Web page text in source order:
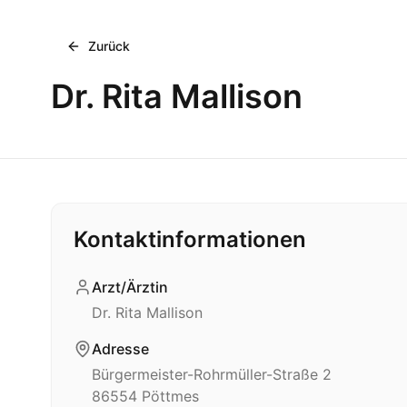
Zurück
Dr. Rita Mallison
Kontaktinformationen
Arzt/Ärztin
Dr. Rita Mallison
Adresse
Bürgermeister-Rohrmüller-Straße 2
86554 Pöttmes